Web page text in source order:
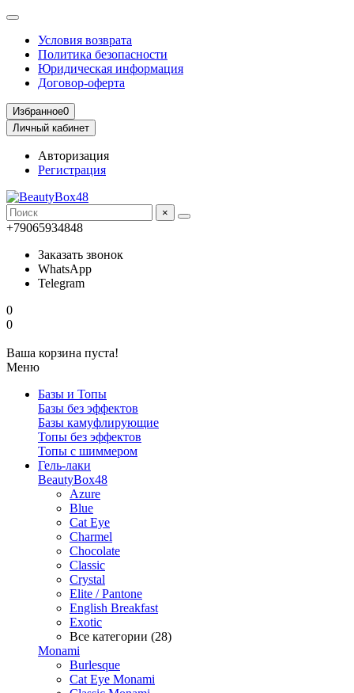
Условия возврата
Политика безопасности
Юридическая информация
Договор-оферта
Избранное0
Личный кабинет
Авторизация
Регистрация
×
+79065934848
Заказать звонок
WhatsApp
Telegram
0
0
Ваша корзина пуста!
Меню
Базы и Топы
Базы без эффектов
Базы камуфлирующие
Топы без эффектов
Топы с шиммером
Гель-лаки
BeautyBox48
Azure
Blue
Cat Eye
Charmel
Chocolate
Classic
Crystal
Elite / Pantone
English Breakfast
Exotic
Все категории (28)
Monami
Burlesque
Cat Eye Monami